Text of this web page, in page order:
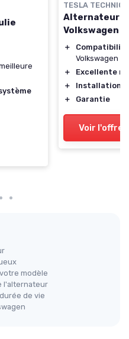
TESLA TECHNICS
Alternateur
Volkswagen
＋
Compatibilité
Volkswagen
＋
Excellente
＋
Installation
＋
Garantie
Voir l'offre
modèle
l'alternateur
de vie